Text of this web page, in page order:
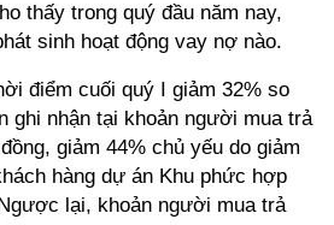
thấy trong quý đầu năm nay,
sinh hoạt động vay nợ nào.
điểm cuối quý I giảm 32% so
ghi nhận tại khoản người mua trả
giảm 44% chủ yếu do giảm
hàng dự án Khu phức hợp
lại, khoản người mua trả